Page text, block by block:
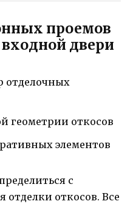
проемов
двери
отделочных
геометрии откосов
элементов
с
отделки откосов. Все